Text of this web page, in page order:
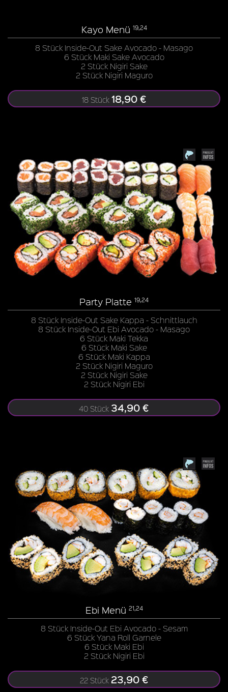
Kayo Menü 19,24
8 Stück Inside-Out Sake Avocado - Masago
6 Stück Maki Sake Avocado
2 Stück Nigiri Sake
2 Stück Nigiri Maguro
18 Stück 18,90 €
Party Platte 19,24
8 Stück Inside-Out Sake Kappa - Schnittlauch
8 Stück Inside-Out Ebi Avocado - Masago
6 Stück Maki Tekka
6 Stück Maki Sake
6 Stück Maki Kappa
2 Stück Nigiri Maguro
2 Stück Nigiri Sake
2 Stück Nigiri Ebi
40 Stück 34,90 €
Ebi Menü 21,24
8 Stück Inside-Out Ebi Avocado - Sesam
6 Stück Yana Roll Garnele
6 Stück Maki Ebi
2 Stück Nigiri Ebi
22 Stück 23,90 €